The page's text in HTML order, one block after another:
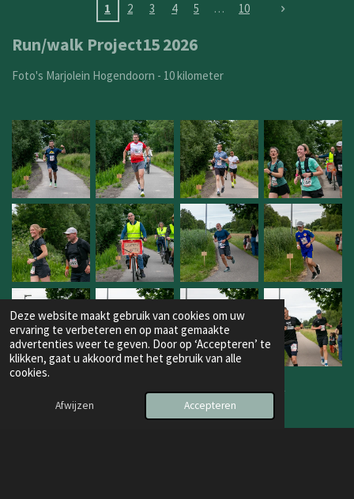
Deze website maakt gebruik van cookies om uw
ervaring te verbeteren en op maat gemaakte
advertenties weer te geven. Door op ‘Accepteren’ te
klikken, gaat u akkoord met het gebruik van alle
cookies.
Afwijzen Accepteren
1 2 3 4 5 10
Run/walk Project15 2026
Foto's Marjolein Hogendoorn - 10 kilometer
3 4 5 11